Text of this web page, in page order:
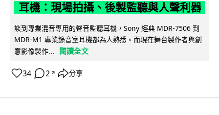
耳機：現場拍攝、後製監聽與人聲利器
談到專業混音專用的聲音監聽耳機，Sony 經典 MDR-7506 到
MDR-M1 專業錄音室耳機都為人熟悉。而現在舞台製作者與創
意影像製作...
閱讀全文
34 2 ↗ 分享